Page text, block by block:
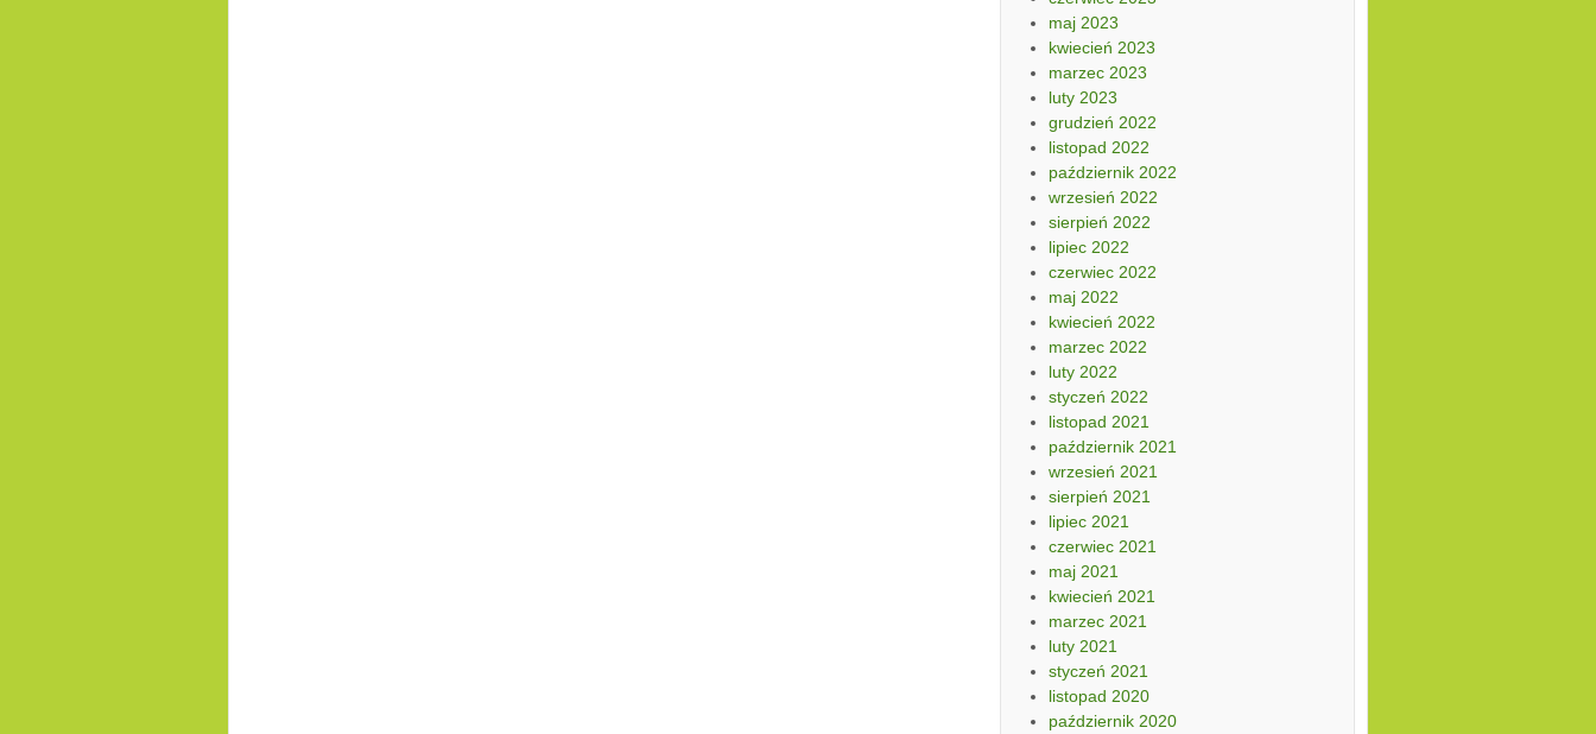
maj 2023
kwiecień 2023
marzec 2023
luty 2023
grudzień 2022
listopad 2022
październik 2022
wrzesień 2022
sierpień 2022
lipiec 2022
czerwiec 2022
maj 2022
kwiecień 2022
marzec 2022
luty 2022
styczeń 2022
listopad 2021
październik 2021
wrzesień 2021
sierpień 2021
lipiec 2021
czerwiec 2021
maj 2021
kwiecień 2021
marzec 2021
luty 2021
styczeń 2021
listopad 2020
październik 2020